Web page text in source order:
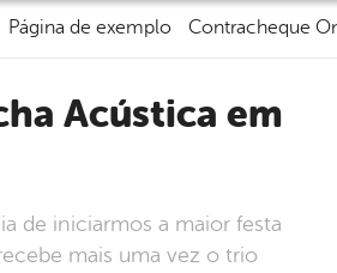
Página de exemplo Contracheque
de iniciarmos a maior festa
mais uma vez o trio